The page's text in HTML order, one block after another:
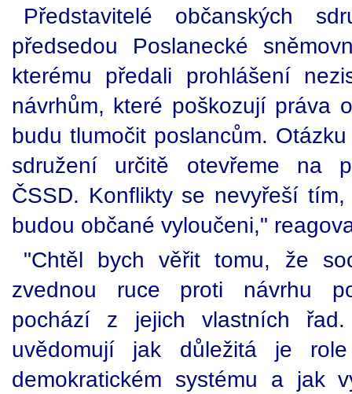
Představitelé občanských
předsedou Poslanecké
kterému předali prohlášení
návrhům, které poškozují práva
budu tlumočit poslancům.
sdružení určitě otevřeme na
ČSSD. Konflikty se nevyřeší
budou občané vyloučeni,"
"Chtěl bych věřit tomu, že
zvednou ruce proti návrhu
pochází z jejich vlastních
uvědomují jak důležitá je
demokratickém systému a jak